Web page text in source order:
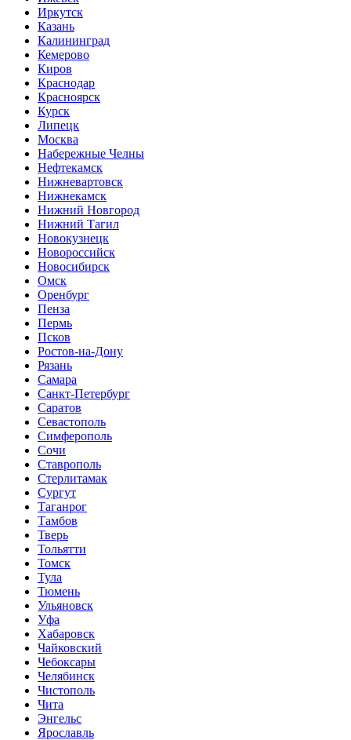
Иркутск
Казань
Калининград
Кемерово
Киров
Краснодар
Красноярск
Курск
Липецк
Москва
Набережные Челны
Нефтекамск
Нижневартовск
Нижнекамск
Нижний Новгород
Нижний Тагил
Новокузнецк
Новороссийск
Новосибирск
Омск
Оренбург
Пенза
Пермь
Псков
Ростов-на-Дону
Рязань
Самара
Санкт-Петербург
Саратов
Севастополь
Симферополь
Сочи
Ставрополь
Стерлитамак
Сургут
Таганрог
Тамбов
Тверь
Тольятти
Томск
Тула
Тюмень
Ульяновск
Уфа
Хабаровск
Чайковский
Чебоксары
Челябинск
Чистополь
Чита
Энгельс
Ярославль